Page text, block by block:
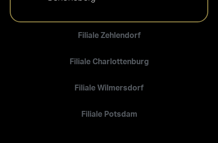
Filiale Zehlendorf
Filiale Charlottenburg
Filiale Wilmersdorf
Filiale Potsdam